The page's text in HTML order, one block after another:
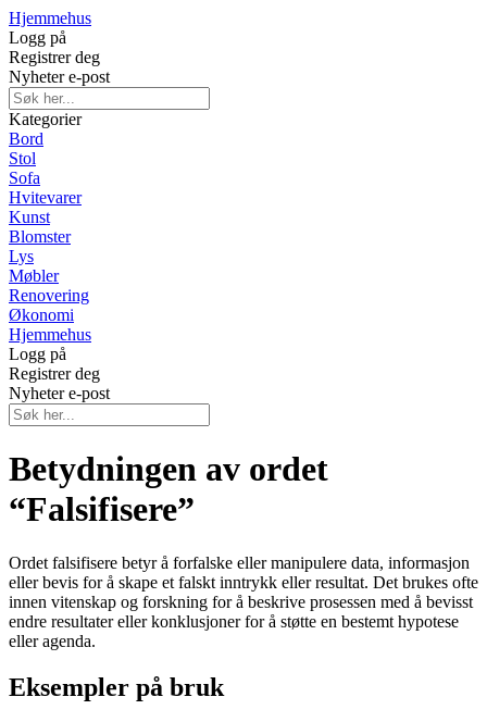
Hjemmehus
Logg på
Registrer deg
Nyheter e-post
Kategorier
Bord
Stol
Sofa
Hvitevarer
Kunst
Blomster
Lys
Møbler
Renovering
Økonomi
Hjemmehus
Logg på
Registrer deg
Nyheter e-post
Betydningen av ordet
“Falsifisere”
Ordet falsifisere betyr å forfalske eller manipulere data, informasjon
eller bevis for å skape et falskt inntrykk eller resultat. Det brukes ofte
innen vitenskap og forskning for å beskrive prosessen med å bevisst
endre resultater eller konklusjoner for å støtte en bestemt hypotese
eller agenda.
Eksempler på bruk